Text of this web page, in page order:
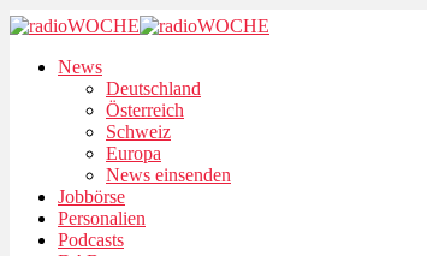
News
Deutschland
Österreich
Schweiz
Europa
News einsenden
Jobbörse
Personalien
Podcasts